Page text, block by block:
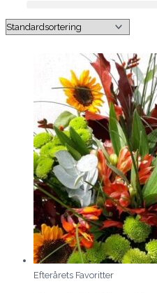
Efterårets Favoritter